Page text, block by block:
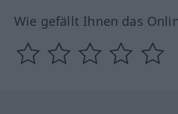
Wie gefällt Ihnen das